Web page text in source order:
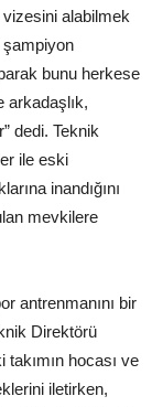
vizesini alabilmek
şampiyon
bunu herkese
arkadaşlık,
dedi. Teknik
ile eski
inandığını
mevkilere
antrenmanını bir
Direktörü
hocası ve
iletirken,